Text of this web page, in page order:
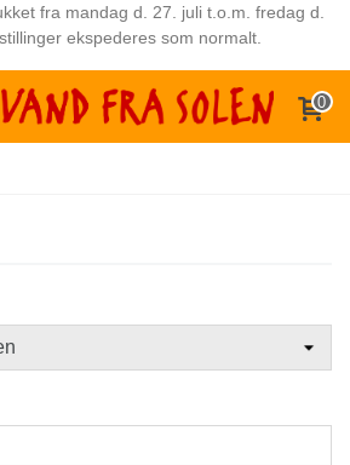
fra mandag d. 27. juli t.o.m. fredag d.
ekspederes som normalt.
0